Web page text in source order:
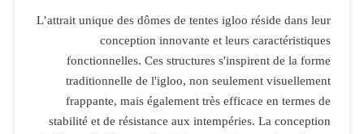
L’attrait
stabilité et